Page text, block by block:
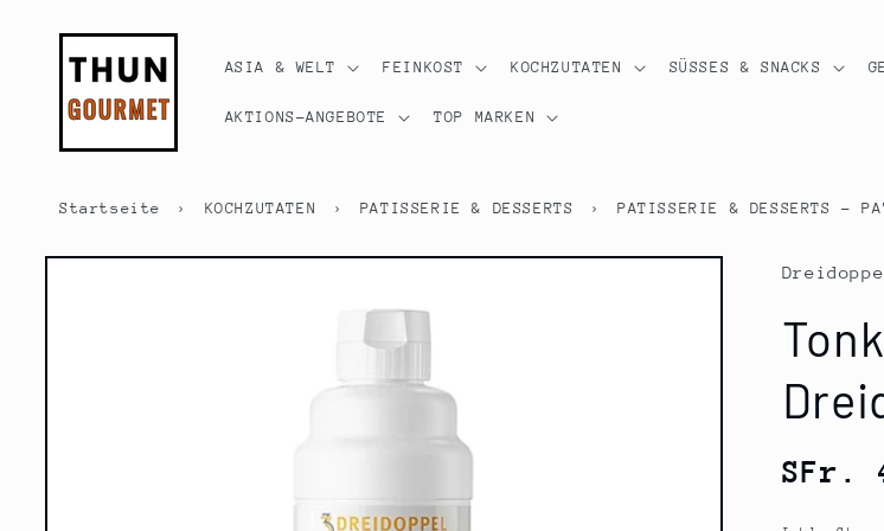
ASIA & WELT FEINKOST KOCHZUTATEN SÜSSES & SNACKS
AKTIONS-ANGEBOTE TOP MARKEN
Startseite › KOCHZUTATEN › PATISSERIE & DESSERTS › PATISSERIE & DESSERTS -
SFr.